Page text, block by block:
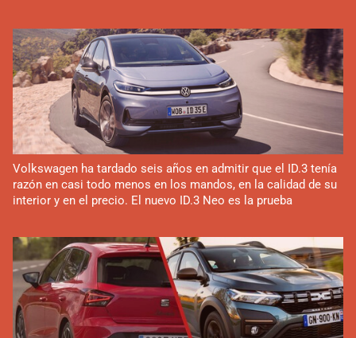
Volkswagen ha tardado seis años en admitir que el ID.3 tenía
razón en casi todo menos en los mandos, en la calidad de su
interior y en el precio. El nuevo ID.3 Neo es la prueba